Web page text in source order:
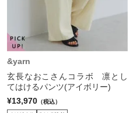
&yarn
玄長なおこさんコラボ 凛とし
てはけるパンツ(アイボリー)
¥13,970 （税込）